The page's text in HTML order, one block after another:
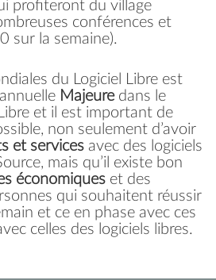
profiteront du village
conférences et
sur la semaine).
du Logiciel Libre est
Majeuredans le
et il est important de
non seulement d’avoir
et services avec des logiciels
mais qu’il existe bon
économiques et des
qui souhaitent réussir
et ce en phase avec ces
celles des logiciels libres.